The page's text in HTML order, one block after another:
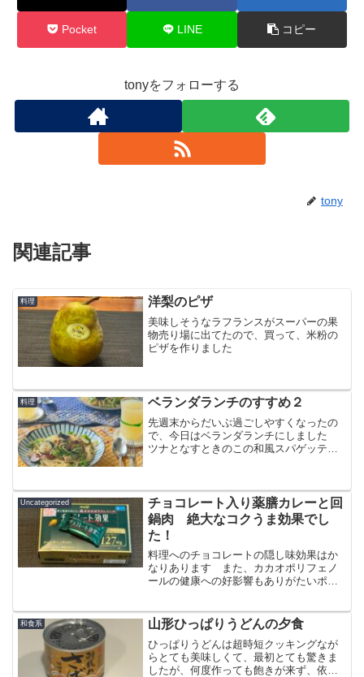
Pocket LINE コピー
tonyをフォローする
tony
関連記事
料理 洋梨のピザ
美味しそうなラフランスがスーパーの果
物売り場に出てたので、買って、米粉の
ピザを作りました
料理 ベランダランチのすすめ２
先週末からだいぶ過ごしやすくなったの
で、今日はベランダランチにしました
ツナとなすときのこの和風スパゲッテ
Uncategorized
チョコレート入り薬膳カレーと回
鍋肉 絶大なコクうま効果でし
た！
料理へのチョコレートの隠し味効果はか
なりあります また、カカオポリフェノ
ールの健康への好影響もありがたいポイ
に取り入れてみました
和食系 山形ひっぱりうどんの夕食
ひっぱりうどんは超時短クッキングなが
らとても美味しくて、最初とても驚きま
したが、何度作っても飽きが来ず、依然